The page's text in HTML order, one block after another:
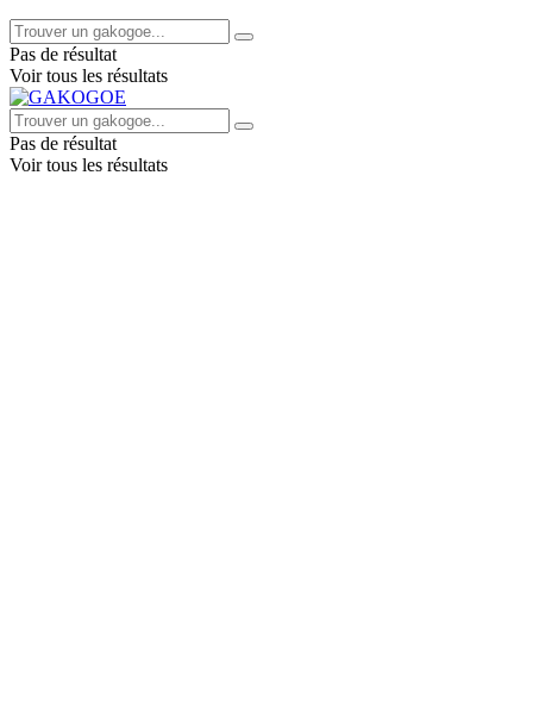
Pas de résultat
Voir tous les résultats
Pas de résultat
Voir tous les résultats